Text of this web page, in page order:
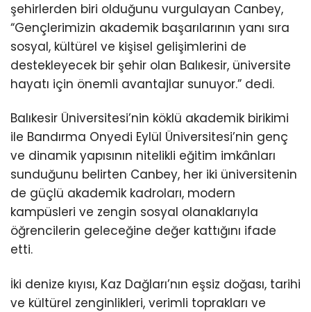
şehirlerden biri olduğunu vurgulayan Canbey,
“Gençlerimizin akademik başarılarının yanı sıra
sosyal, kültürel ve kişisel gelişimlerini de
destekleyecek bir şehir olan Balıkesir, üniversite
hayatı için önemli avantajlar sunuyor.” dedi.
Balıkesir Üniversitesi’nin köklü akademik birikimi
ile Bandırma Onyedi Eylül Üniversitesi’nin genç
ve dinamik yapısının nitelikli eğitim imkânları
sunduğunu belirten Canbey, her iki üniversitenin
de güçlü akademik kadroları, modern
kampüsleri ve zengin sosyal olanaklarıyla
öğrencilerin geleceğine değer kattığını ifade
etti.
İki denize kıyısı, Kaz Dağları’nın eşsiz doğası, tarihi
ve kültürel zenginlikleri, verimli toprakları ve